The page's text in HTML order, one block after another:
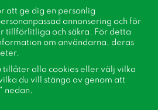
att ge dig en personlig
annonsering och för
tillförlitliga och säkra. För detta
om användarna, deras
tillåter alla cookies eller välj vilka
du vill stänga av genom att
nedan.